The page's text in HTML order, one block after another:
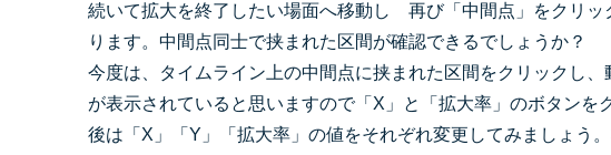
続いて拡大を終了したい場面へ移動し 再び「中間点」をクリ
ります。中間点同士で挟まれた区間が確認できるでしょうか？
今度は、タイムライン上の中間点に挟まれた区間をクリックし
が表示されていると思いますので「X」と「拡大率」のボタンを
後は「X」「Y」「拡大率」の値をそれぞれ変更してみましょう